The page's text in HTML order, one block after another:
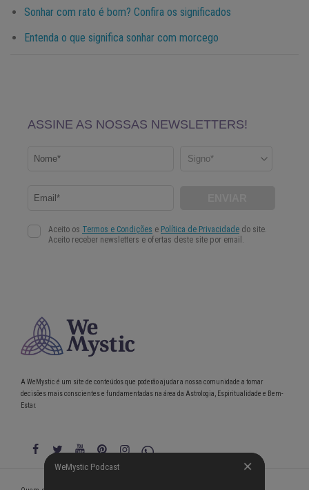
Sonhar com rato é bom? Confira os significados
Entenda o que significa sonhar com morcego
WeMystic Podcast
A WeMystic é um site de conteúdos que poderão ajudar a nossa comunidade a tomar
decisões mais conscientes e fundamentadas na área da Astrologia, Espiritualidade e Bem-
Estar.
WeMystic Podcast